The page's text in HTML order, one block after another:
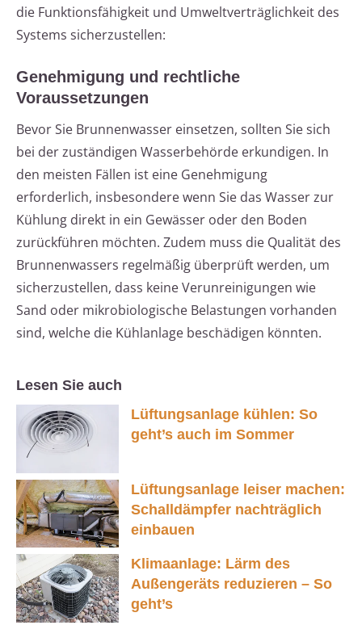
die Funktionsfähigkeit und Umweltverträglichkeit des
Systems sicherzustellen:
Genehmigung und rechtliche
Voraussetzungen
Bevor Sie Brunnenwasser einsetzen, sollten Sie sich
bei der zuständigen Wasserbehörde erkundigen. In
den meisten Fällen ist eine Genehmigung
erforderlich, insbesondere wenn Sie das Wasser zur
Kühlung direkt in ein Gewässer oder den Boden
zurückführen möchten. Zudem muss die Qualität des
Brunnenwassers regelmäßig überprüft werden, um
sicherzustellen, dass keine Verunreinigungen wie
Sand oder mikrobiologische Belastungen vorhanden
sind, welche die Kühlanlage beschädigen könnten.
Lesen Sie auch
Lüftungsanlage kühlen: So
geht’s auch im Sommer
Lüftungsanlage leiser machen:
Schalldämpfer nachträglich
einbauen
Klimaanlage: Lärm des
Außengeräts reduzieren – So
geht’s